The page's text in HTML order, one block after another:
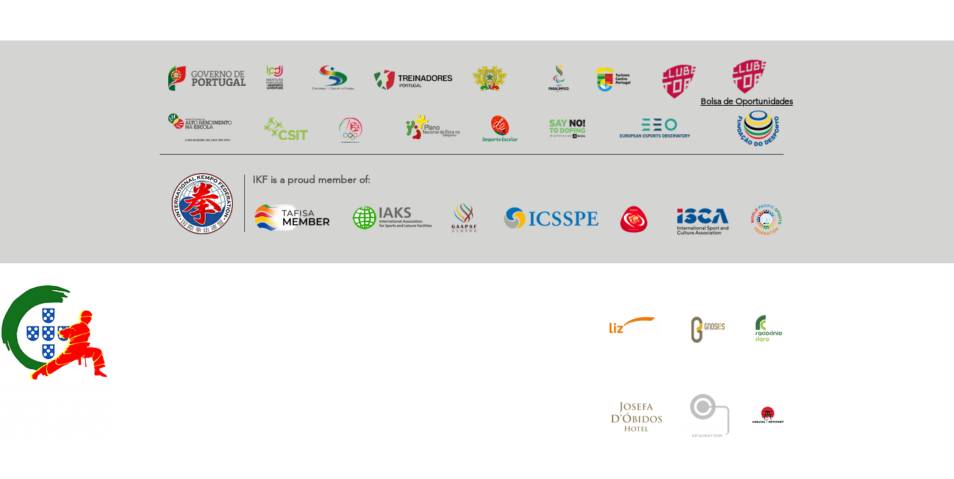
Previous Next
Bolsa de Oportunidades
IKF is a proud member of: